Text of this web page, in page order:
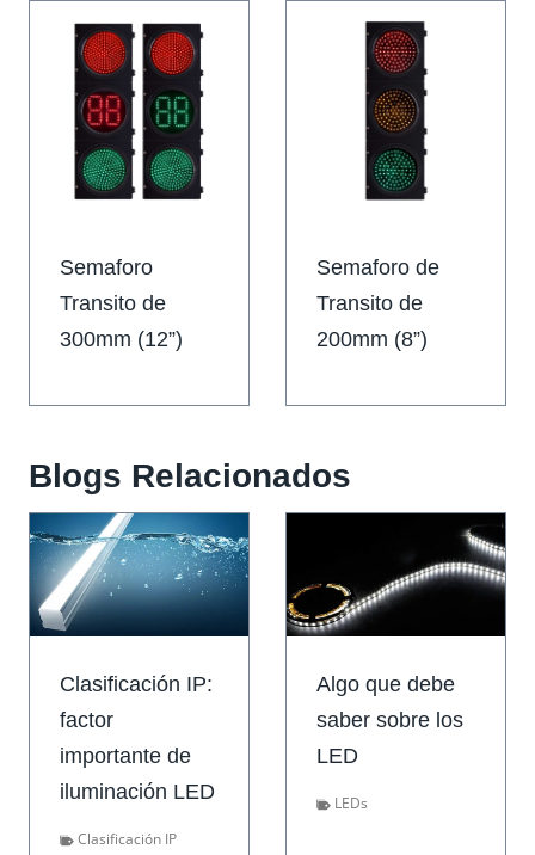
Semaforo
Transito de
300mm (12”)
Semaforo de
Transito de
200mm (8”)
Blogs Relacionados
Clasificación IP:
factor
importante de
iluminación LED
Clasificación IP
Algo que debe
saber sobre los
LED
LEDs